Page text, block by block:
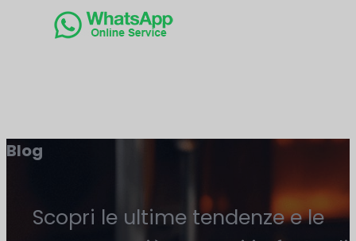
Blog
Scopri le ultime tendenze e le